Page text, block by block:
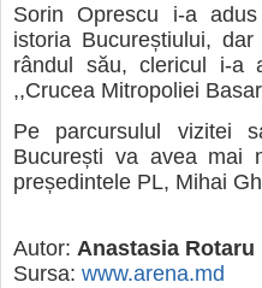
Sorin Oprescu i-a
istoria Bucureștiului,
rândul său, clericul i-a
,,Crucea Mitropoliei
Pe parcursulul vizitei
București va avea mai
președintele PL, Mihai
Autor: Anastasia Rotaru
Sursa: www.arena.md